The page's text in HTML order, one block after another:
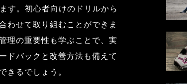
す。初心者向けのドリルから
わせて取り組むことができま
理の重要性も学ぶことで、実
ドバックと改善方法も備えて
きるでしょう。